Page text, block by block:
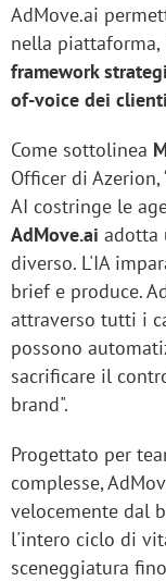
AdMove.ai
nella
framework
of-voice dei
Come sottolinea
Officer di
AI costringe le
AdMove.ai adotta
diverso. L'IA
brief e produce.
attraverso tutti i
possono
sacrificare il
brand".
Progettato per
complesse,
velocemente dal
l'intero ciclo di
sceneggiatura